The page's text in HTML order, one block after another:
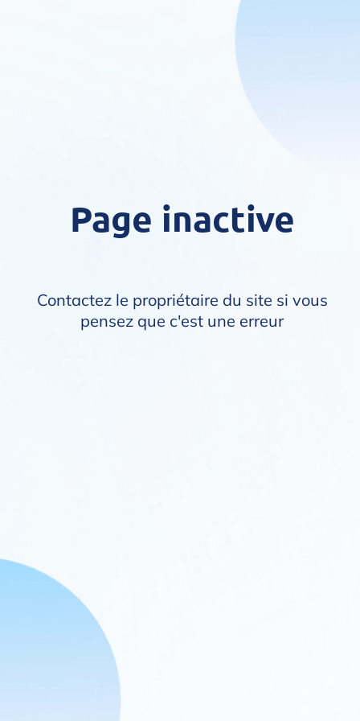
Page inactive
Contactez le propriétaire du site si vous
pensez que c'est une erreur